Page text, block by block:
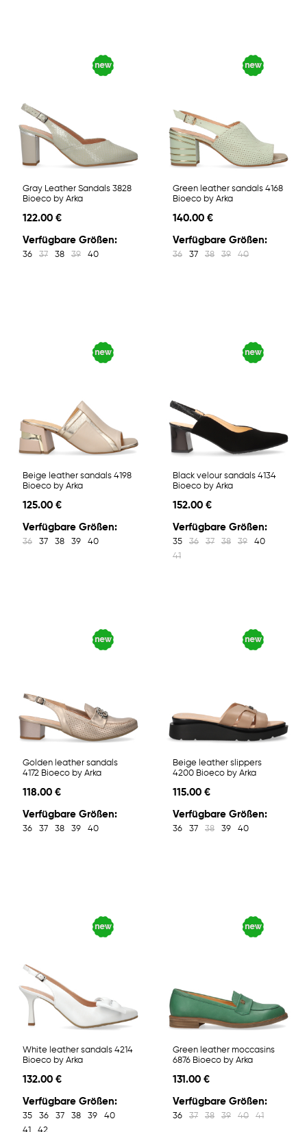
Gray Leather Sandals 3828
Bioeco by Arka
122.00 €
Verfügbare Größen:
36 37 38 39 40
Green leather sandals 4168
Bioeco by Arka
140.00 €
Verfügbare Größen:
36 37 38 39 40
Beige leather sandals 4198
Bioeco by Arka
125.00 €
Verfügbare Größen:
36 37 38 39 40
Black velour sandals 4134
Bioeco by Arka
152.00 €
Verfügbare Größen:
35 36 37 38 39
40
41
Golden leather sandals
4172 Bioeco by Arka
118.00 €
Verfügbare Größen:
36 37 38 39 40
Beige leather slippers
4200 Bioeco by Arka
115.00 €
Verfügbare Größen:
36 37 38 39 40
White leather sandals 4214
Bioeco by Arka
132.00 €
Verfügbare Größen:
35 36 37 38 39
40
Green leather moccasins
6876 Bioeco by Arka
131.00 €
Verfügbare Größen:
36 37 38 39 40 41